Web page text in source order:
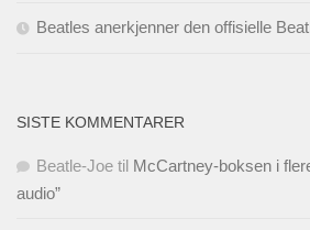
Beatles anerkjenner den offisielle
SISTE KOMMENTARER
Beatle-Joe til McCartney-boksen i
audio”